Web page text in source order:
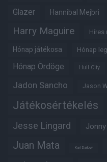
Glazer Hannibal Mejbri
Harry Maguire Híres
Hónap játékosa Hónap
Hónap Ördöge Hull City
Jadon Sancho Jason
Játékosértékelés
Jesse Lingard
Juan Mata Karl Darlow